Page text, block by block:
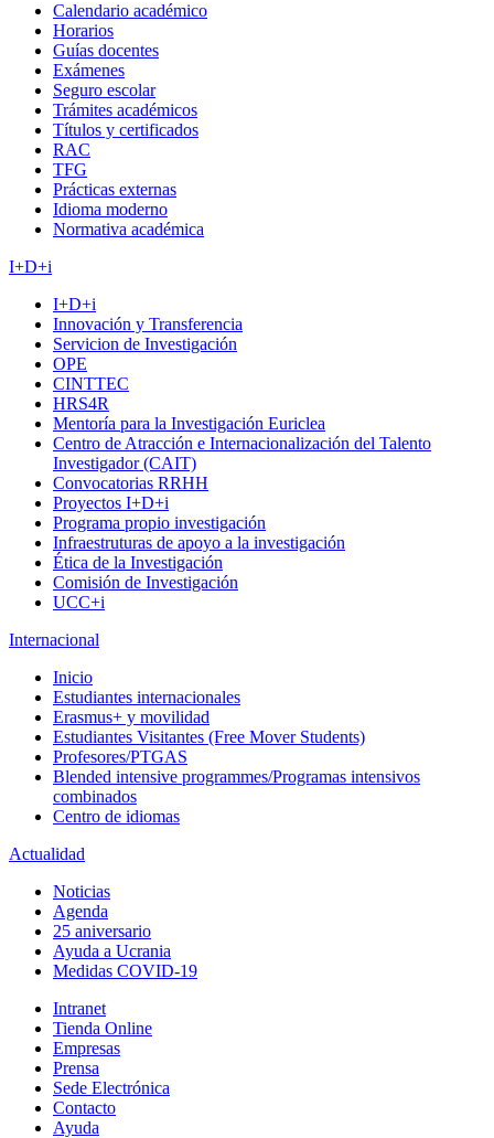
Calendario académico
Horarios
Guías docentes
Exámenes
Seguro escolar
Trámites académicos
Títulos y certificados
RAC
TFG
Prácticas externas
Idioma moderno
Normativa académica
I+D+i
I+D+i
Innovación y Transferencia
Servicion de Investigación
OPE
CINTTEC
HRS4R
Mentoría para la Investigación Euriclea
Centro de Atracción e Internacionalización del Talento
Investigador (CAIT)
Convocatorias RRHH
Proyectos I+D+i
Programa propio investigación
Infraestruturas de apoyo a la investigación
Ética de la Investigación
Comisión de Investigación
UCC+i
Internacional
Inicio
Estudiantes internacionales
Erasmus+ y movilidad
Estudiantes Visitantes (Free Mover Students)
Profesores/PTGAS
Blended intensive programmes/Programas intensivos
combinados
Centro de idiomas
Actualidad
Noticias
Agenda
25 aniversario
Ayuda a Ucrania
Medidas COVID-19
Intranet
Tienda Online
Empresas
Prensa
Sede Electrónica
Contacto
Ayuda